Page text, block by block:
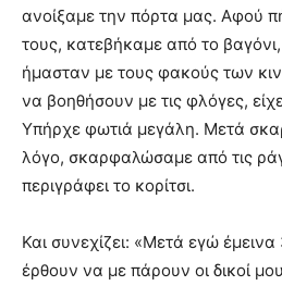
ανοίξαμε την πόρτα μας. Αφού
τους, κατεβήκαμε από το
ήμασταν με τους φακούς των
να βοηθήσουν με τις φλόγες,
Υπήρχε φωτιά μεγάλη. Μετά
λόγο, σκαρφαλώσαμε από τις
περιγράφει το κορίτσι.
Και συνεχίζει: «Μετά εγώ
έρθουν να με πάρουν οι δικοί